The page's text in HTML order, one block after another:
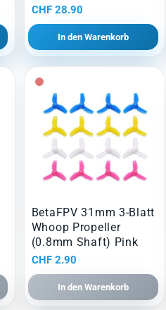
CHF28.90
In den Warenkorb
BetaFPV 31mm 3-Blatt
Whoop Propeller
(0.8mm Shaft) Pink
CHF2.90
In den Warenkorb